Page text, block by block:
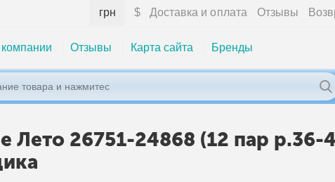
Доставка и оплата Отзывы
грн $
Отзывы Карта сайта Бренды
Лето 26751-24868 (12 пар р.36-